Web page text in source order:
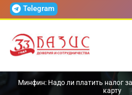
ПерейтиTelegram
Минфин: Надо ли платить налог
карту